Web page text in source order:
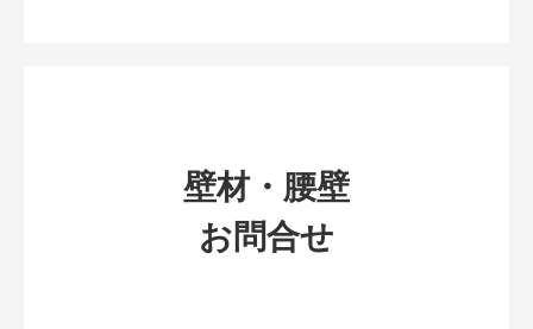
壁材・腰壁
お問合せ